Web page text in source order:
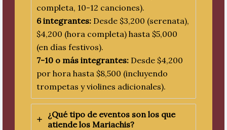
completa, 10-12 canciones).
6 integrantes:Desde $3,200 (serenata),
$4,200 (hora completa) hasta $5,000
(en días festivos).
7-10 o más integrantes:Desde $4,200
por hora hasta $8,500 (incluyendo
trompetas y violines adicionales).
¿Qué tipo de eventos son los que
atiende los Mariachis?